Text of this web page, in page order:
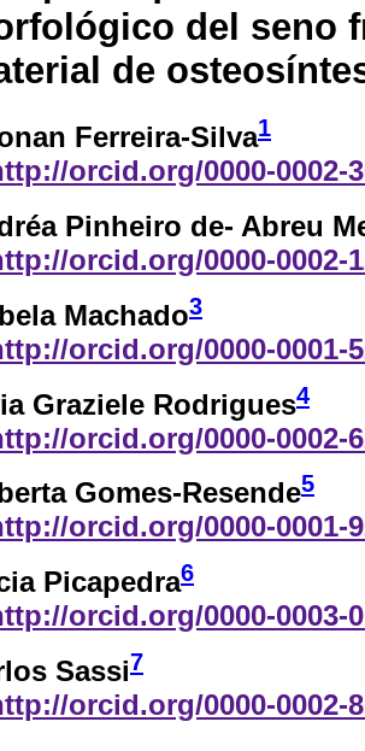
del seno
de
Ferreira-Silva1
orcid.org/0000-0002-
Pinheiro de- Abreu
orcid.org/0000-0002-
Machado3
orcid.org/0000-0001-
Graziele Rodrigues4
orcid.org/0000-0002-
Gomes-Resende5
orcid.org/0000-0001-
Picapedra6
orcid.org/0000-0003-
Sassi7
orcid.org/0000-0002-